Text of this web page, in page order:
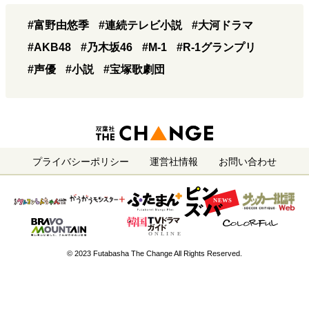
#富野由悠季 #連続テレビ小説
#大河ドラマ
#AKB48
#乃木坂46 #M-1
#R-1グランプリ
#声優
#小説 #宝塚歌劇団
プライバシーポリシー 運営社情報 お問い合わせ
© 2023 Futabasha The Change All Rights Reserved.